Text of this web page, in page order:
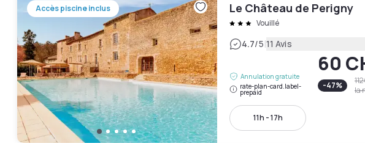
Accès piscine inclus Le Château de Perigny
Vouillé
4.7/5|11 Avis
Annulation gratuite
rate-plan-card.label-
prepaid
60
-47%
la
11h - 17h